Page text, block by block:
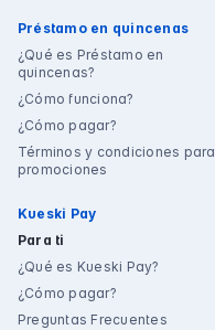
Préstamo en quincenas
¿Qué es Préstamo en
quincenas?
¿Cómo funciona?
¿Cómo pagar?
Términos y condiciones para
promociones
Kueski Pay
Para ti
¿Qué es Kueski Pay?
¿Cómo pagar?
Preguntas Frecuentes